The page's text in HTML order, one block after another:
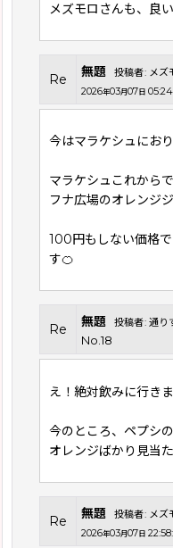
メズモロさんも、良
Re 無題 投稿者: メズ
2026年03月07日
今はマラケシュにおり
マラケシュこれからで
フナ広場のオレンジ
100円もしない価格
す🍊
Re 無題 投稿者: 通り
No.18
え！絶対飲みに行き
今のところ、ペプシ
オレンジばかり見当
Re 無題 投稿者: メズ
2026年03月07日